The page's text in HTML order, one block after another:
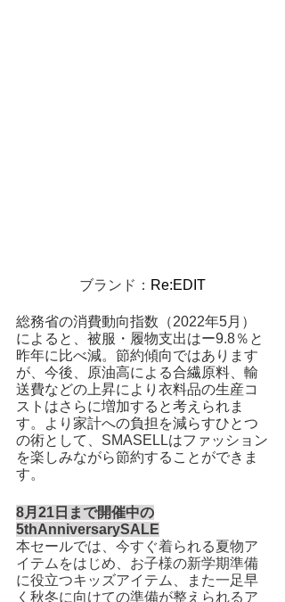
ブランド： Re:EDIT
総務省の消費動向指数（2022年5月）
によると、被服・履物支出はー9.8％と
昨年に比べ減。節約傾向ではあります
が、今後、原油高による合繊原料、輸
送費などの上昇により衣料品の生産コ
ストはさらに増加すると考えられま
す。より家計への負担を減らすひとつ
の術として、SMASELLはファッション
を楽しみながら節約することができま
す。
8月21日まで開催中の
5thAnniversarySALE
本セールでは、今すぐ着られる夏物ア
イテムをはじめ、お子様の新学期準備
に役立つキッズアイテム、また一足早
く秋冬に向けての準備が整えられるア